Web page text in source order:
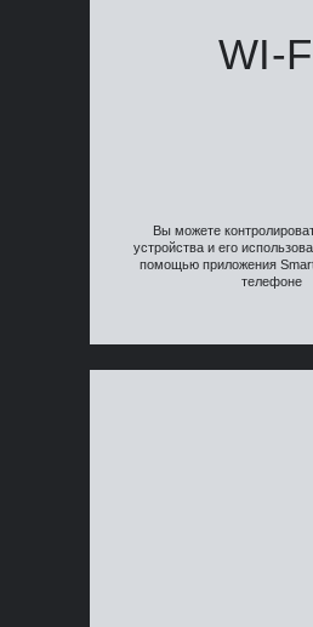
Вы можете
устройства и его
помощью приложения
телефоне
WI-